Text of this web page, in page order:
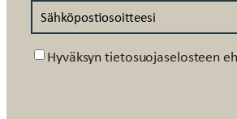
Suostumus
Hyväksyn tietosuojaselosteen